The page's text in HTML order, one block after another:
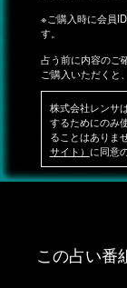
※ご購入時に会員
す。
占う前に内容のご
ご購入いただくと
株式会社レンサ
するためにのみ
ることはありま
サイト） に同意
この占い番